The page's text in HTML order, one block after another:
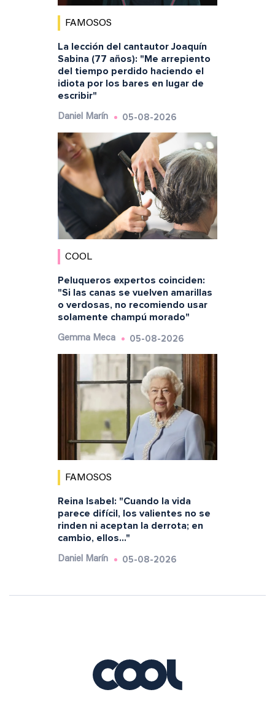
FAMOSOS
La lección del cantautor Joaquín
Sabina (77 años): "Me arrepiento
del tiempo perdido haciendo el
idiota por los bares en lugar de
escribir"
Daniel Marín 05-08-2026
COOL
Peluqueros expertos coinciden:
"Si las canas se vuelven amarillas
o verdosas, no recomiendo usar
solamente champú morado"
Gemma Meca 05-08-2026
FAMOSOS
Reina Isabel: "Cuando la vida
parece difícil, los valientes no se
rinden ni aceptan la derrota; en
cambio, ellos..."
Daniel Marín 05-08-2026